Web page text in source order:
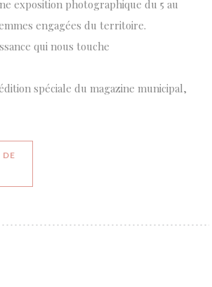
exposition photographique du 5 au
engagées du territoire.
qui nous touche
spéciale du magazine municipal,